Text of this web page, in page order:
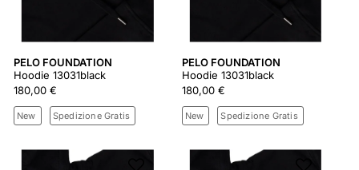
PELO FOUNDATION
Hoodie 13031black
180,00 €
New Spedizione Gratis
PELO FOUNDATION
Hoodie 13031black
180,00 €
New Spedizione Gratis